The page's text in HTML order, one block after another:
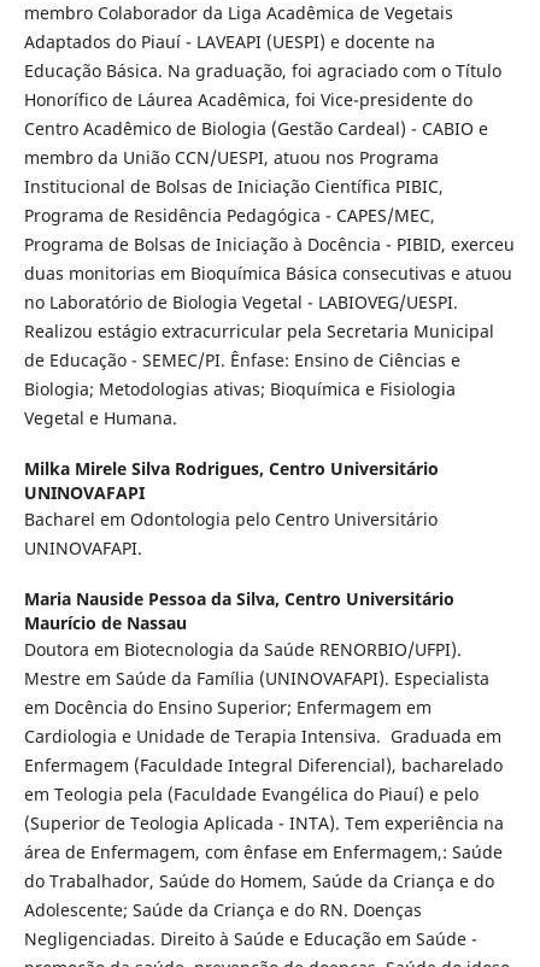
membro Colaborador da Liga Acadêmica de Vegetais
Adaptados do Piauí - LAVEAPI (UESPI) e docente na
Educação Básica. Na graduação, foi agraciado com o Título
Honorífico de Láurea Acadêmica, foi Vice-presidente do
Centro Acadêmico de Biologia (Gestão Cardeal) - CABIO e
membro da União CCN/UESPI, atuou nos Programa
Institucional de Bolsas de Iniciação Científica PIBIC,
Programa de Residência Pedagógica - CAPES/MEC,
Programa de Bolsas de Iniciação à Docência - PIBID, exerceu
duas monitorias em Bioquímica Básica consecutivas e atuou
no Laboratório de Biologia Vegetal - LABIOVEG/UESPI.
Realizou estágio extracurricular pela Secretaria Municipal
de Educação - SEMEC/PI. Ênfase: Ensino de Ciências e
Biologia; Metodologias ativas; Bioquímica e Fisiologia
Vegetal e Humana.
Milka Mirele Silva Rodrigues, Centro Universitário
UNINOVAFAPI
Bacharel em Odontologia pelo Centro Universitário
UNINOVAFAPI.
Maria Nauside Pessoa da Silva, Centro Universitário
Maurício de Nassau
Doutora em Biotecnologia da Saúde RENORBIO/UFPI).
Mestre em Saúde da Família (UNINOVAFAPI). Especialista
em Docência do Ensino Superior; Enfermagem em
Cardiologia e Unidade de Terapia Intensiva. Graduada em
Enfermagem (Faculdade Integral Diferencial), bacharelado
em Teologia pela (Faculdade Evangélica do Piauí) e pelo
(Superior de Teologia Aplicada - INTA). Tem experiência na
área de Enfermagem, com ênfase em Enfermagem,: Saúde
do Trabalhador, Saúde do Homem, Saúde da Criança e do
Adolescente; Saúde da Criança e do RN. Doenças
Negligenciadas. Direito à Saúde e Educação em Saúde -